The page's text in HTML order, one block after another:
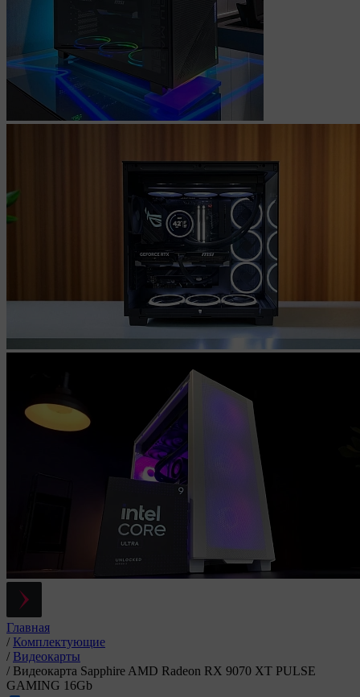
Главная
/ Комплектующие
/ Видеокарты
/ Видеокарта Sapphire AMD Radeon RX 9070 XT PULSE
GAMING 16Gb